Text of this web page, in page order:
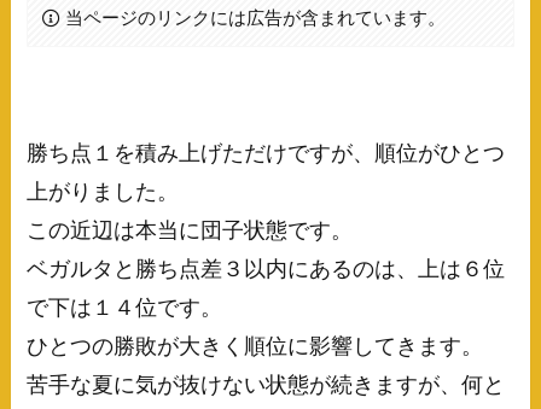
当ページのリンクには広告が含まれています。
勝ち点１を積み上げただけですが、順位がひとつ
上がりました。
この近辺は本当に団子状態です。
ベガルタと勝ち点差３以内にあるのは、上は６位
で下は１４位です。
ひとつの勝敗が大きく順位に影響してきます。
苦手な夏に気が抜けない状態が続きますが、何と